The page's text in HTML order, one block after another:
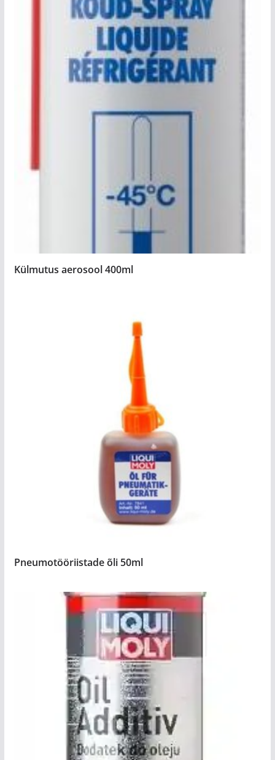
Külmutus aerosool 400ml
Pneumotööriistade õli 50ml